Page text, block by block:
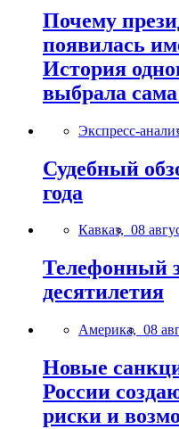
Почему
появилась
История
выбрала
Экспресс-
Судебный
года
Кавказ, 08
Телефонный
десятилетия
Америка, 08
Новые
России
риски и